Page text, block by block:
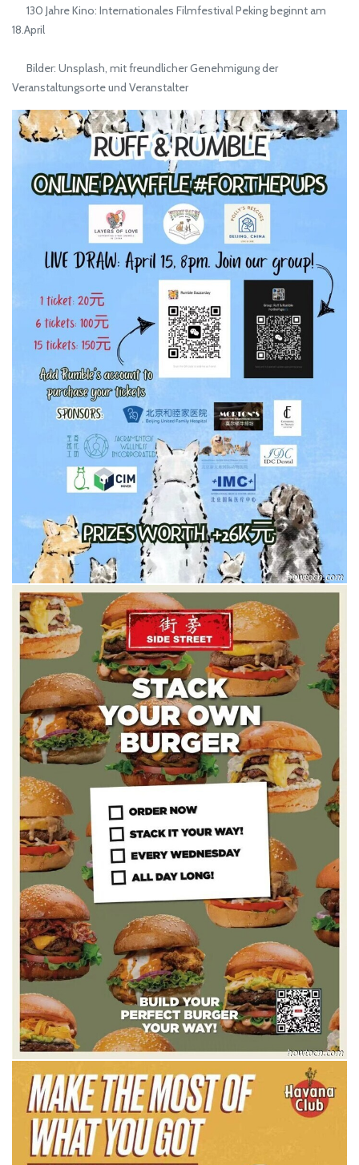
130 Jahre Kino: Internationales Filmfestival Peking beginnt am
18.April
Bilder: Unsplash, mit freundlicher Genehmigung der
Veranstaltungsorte und Veranstalter